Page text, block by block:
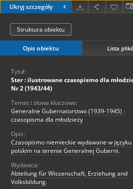
Ukryj szczegóły
Struktura obiektu
Opis obiektu Lista
Tytuł:
Ster : ilustrowane czasopismo dla
Nr 2 (1943/44)
Temat i słowa kluczowe:
Generalne Gubernatorstwo (1939-1945) ;
czasopisma dla młodzieży
Opis:
Czasopismo niemieckie wydawane w języku
polskim na terenie Generalnej Guberni.
Wydawca:
Abteilung für Wissenschaft, Erziehung and
Volksbildung.